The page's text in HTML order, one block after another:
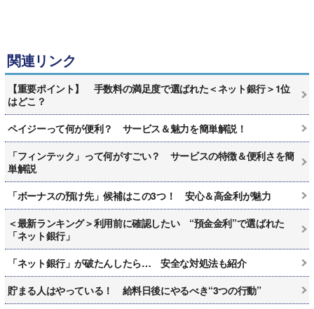
関連リンク
【重要ポイント】 手数料の満足度で選ばれた＜ネット銀行＞1位
はどこ？
ペイジーって何が便利？ サービス＆魅力を簡単解説！
「フィンテック」って何がすごい？ サービスの特徴＆便利さを簡
単解説
「ボーナスの預け先」候補はこの3つ！ 安心＆高金利が魅力
＜最新ランキング＞利用前に確認したい “預金金利”で選ばれた
「ネット銀行」
「ネット銀行」が破たんしたら… 安全な対処法も紹介
貯まる人はやっている！ 給料日後にやるべき“3つの行動”